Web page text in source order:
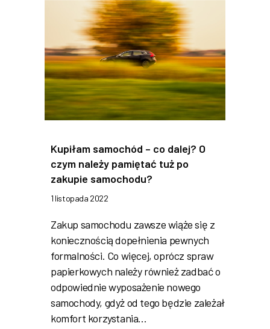
Kupiłam samochód – co dalej? O
czym należy pamiętać tuż po
zakupie samochodu?
1 listopada 2022
Zakup samochodu zawsze wiąże się z
koniecznością dopełnienia pewnych
formalności. Co więcej, oprócz spraw
papierkowych należy również zadbać o
odpowiednie wyposażenie nowego
samochody, gdyż od tego będzie zależał
komfort korzystania…